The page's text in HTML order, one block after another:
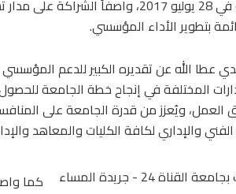
السنوية لبداية التعاون مع الجامعة في 28
بتطوير الأداء المؤسسي.
عطا الله عن تقديره الكبير للدعم
المختلفة في إنجاح خطة الجامعة
ويُعزز من قدرة الجامعة على
والإداري لكافة الكليات والمعاهد
كما